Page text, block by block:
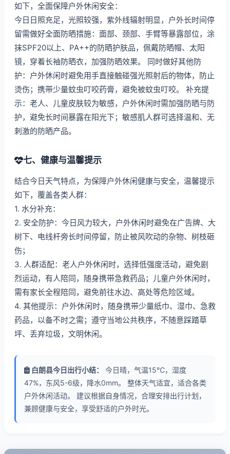
如下，全面保障户外休闲安全：
今日日照充足，光照较强，紫外线辐射明显，户外长时间停
留需做好全面防晒措施：面部、颈部、手臂等暴露部位，涂
抹SPF20以上、PA++的防晒护肤品，佩戴防晒帽、太阳
镜，穿着长袖防晒衣，加强防晒效果。 同时做好其他防
护：户外休闲时避免用手直接触碰强光照射后的物体，防止
烫伤；携带少量蚊虫叮咬药膏，避免被蚊虫叮咬。 补充提
示：老人、儿童皮肤较为敏感，户外休闲时需加强防晒与防
护，避免长时间暴露在阳光下；敏感肌人群可选择温和、无
刺激的防晒产品。
七、健康与温馨提示
结合今日天气特点，为保障户外休闲健康与安全，温馨提示
如下，覆盖各类人群：
1. 水分补充：
2. 安全防护：今日风力较大，户外休闲时避免在广告牌、大
树下、电线杆旁长时间停留，防止被风吹动的杂物、树枝砸
伤；
3. 人群适配：老人户外休闲时，选择低强度活动，避免剧
烈运动，有人陪同，随身携带急救药品；儿童户外休闲时，
需有家长全程陪同，避免前往水边、高处等危险区域。
4. 其他提示：户外休闲时，随身携带少量纸巾、湿巾、急救
药品，以备不时之需；遵守当地公共秩序，不随意踩踏草
坪、丢弃垃圾，文明休闲。
白朗县今日出行小结：
今日晴，气温15℃，湿度
47%，东风5-6级，降水0mm。 整体天气适宜，适合各类
户外休闲活动。 建议根据自身情况，合理安排出行计划，
兼顾健康与安全，享受舒适的户外时光。